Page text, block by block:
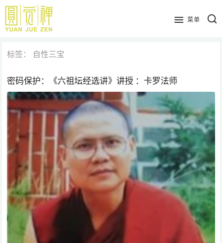
跳
主
内
菜单
标签： 自性三宝
密码保护：《六祖坛经选讲》讲授 ：卡罗法师